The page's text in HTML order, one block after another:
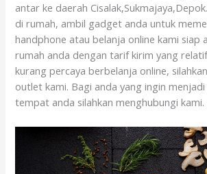
antar ke daerah
di rumah, ambil gadget anda untuk
handphone atau belanja online kami siap
rumah anda dengan tarif kirim yang
kurang percaya berbelanja online,
outlet kami. Bagi anda yang ingin
tempat anda silahkan menghubungi kami.